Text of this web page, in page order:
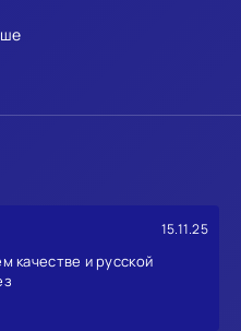
15.11.25
качестве и русской